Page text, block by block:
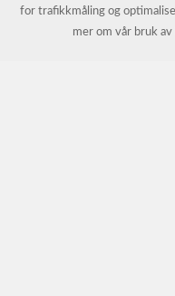
© Batteripower |
for trafikkmåling og
mer om vår bruk